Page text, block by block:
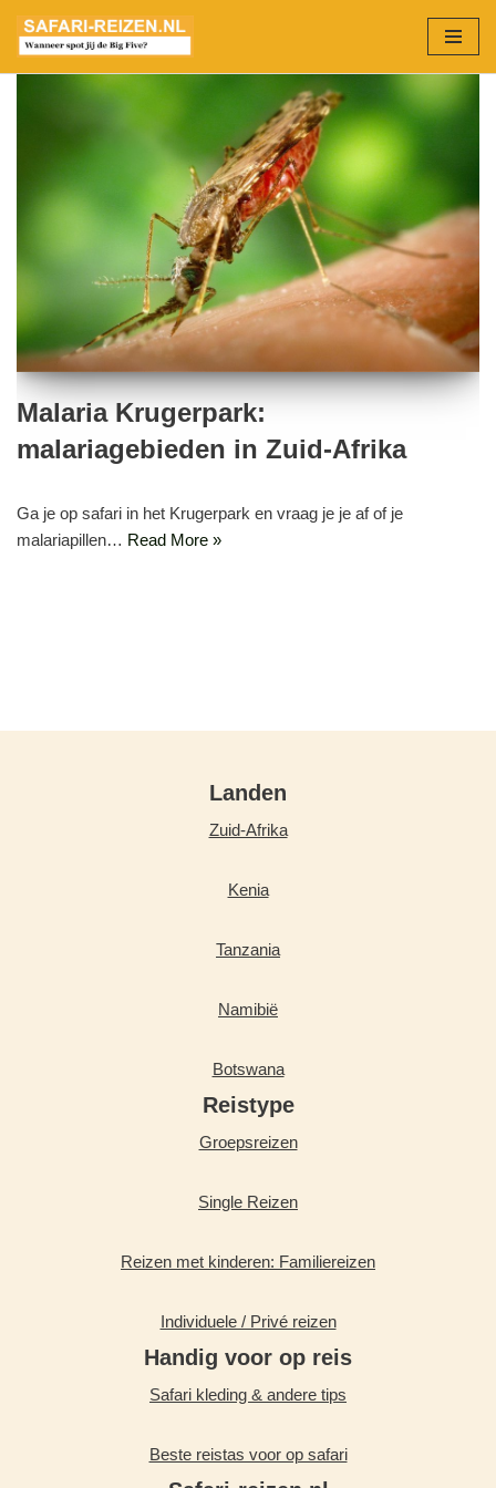
Ga
Malaria Krugerpark:
malariagebieden in Zuid-Afrika
Ga je op safari in het Krugerpark en vraag je je af of je
malariapillen… Read More »
Landen
Zuid-Afrika
Kenia
Tanzania
Namibië
Botswana
Reistype
Groepsreizen
Single Reizen
Reizen met kinderen: Familiereizen
Individuele / Privé reizen
Handig voor op reis
Safari kleding & andere tips
Beste reistas voor op safari